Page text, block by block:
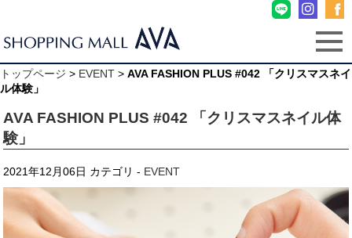
トップページ > EVENT > AVA FASHION PLUS #042 「クリスマスネイ
ル体験」
AVA FASHION PLUS #042 「クリスマスネイル体
験」
2021年12月06日 カテゴリ - EVENT